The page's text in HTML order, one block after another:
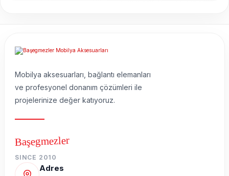
Mobilya aksesuarları, bağlantı elemanları
ve profesyonel donanım çözümleri ile
projelerinize değer katıyoruz.
Başegmezler
SINCE 2010
Adres